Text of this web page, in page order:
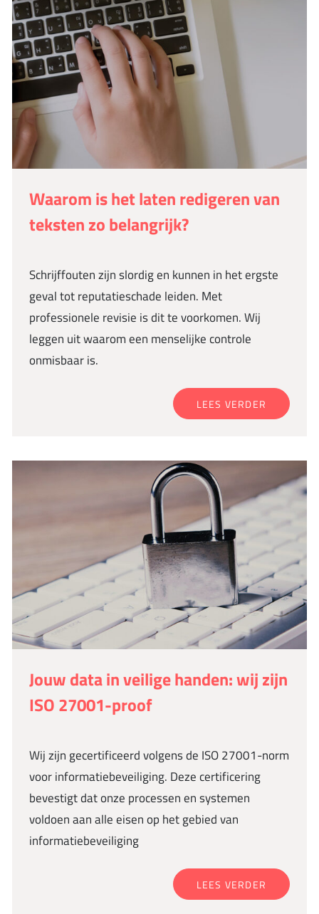
Waarom is het laten redigeren van
teksten zo belangrijk?
Schrijffouten zijn slordig en kunnen in het ergste
geval tot reputatieschade leiden. Met
professionele revisie is dit te voorkomen. Wij
leggen uit waarom een menselijke controle
onmisbaar is.
LEES VERDER
Jouw data in veilige handen: wij zijn
ISO 27001-proof
Wij zijn gecertificeerd volgens de ISO 27001-norm
voor informatiebeveiliging. Deze certificering
bevestigt dat onze processen en systemen
voldoen aan alle eisen op het gebied van
informatiebeveiliging
LEES VERDER